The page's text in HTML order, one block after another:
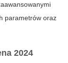
parametrów oraz
2024